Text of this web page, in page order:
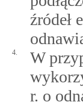
źródeł
4.
W
r. o